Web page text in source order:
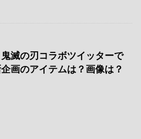
滅の刃コラボツイッターで
画のアイテムは？画像は？